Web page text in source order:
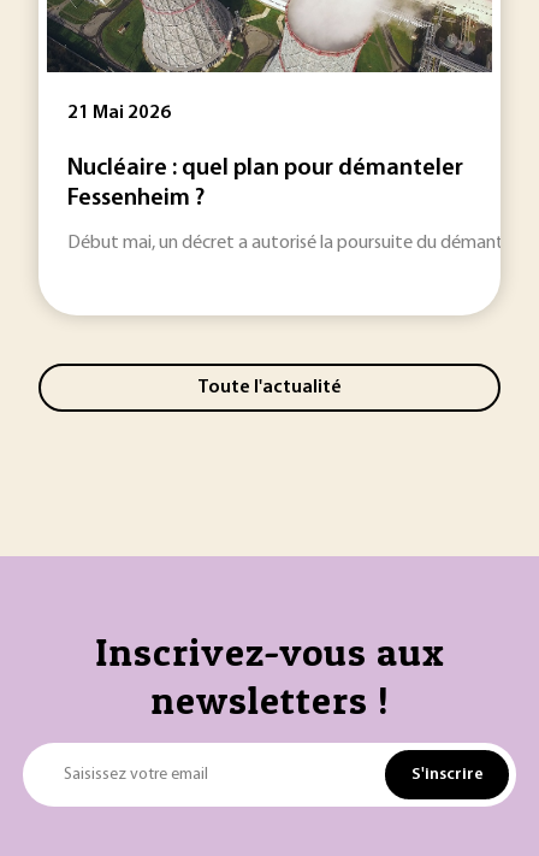
21 Mai 2026
Nucléaire : quel plan pour démanteler
Fessenheim ?
Début mai, un décret a autorisé la poursuite du
Toute l'actualité
Inscrivez-vous aux
newsletters !
Saisissez votre email S'inscrire